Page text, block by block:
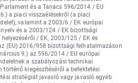
és a Tanács 596/2014 / EU
a piaci visszaélésekről (a piaci
valamint a 2003/6 / EK európai
és a 2003/124 / EK bizottsági
/ EK, 2003/125 / EK és
(EU) 2016/958 bizottsági felhatalmazáson
9.) az 596/2014 / EU európai
a szabályozási technikai
történő kiegészítéséről a befektetési
stratégiát javasló vagy javasló egyéb